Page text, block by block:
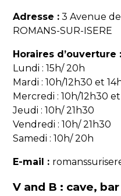
Adresse : 3 Avenue
ROMANS-SUR-ISERE
Horaires d’ouverture :
Lundi : 15h/ 20h
Mardi : 10h/12h30 et
Mercredi : 10h/12h30
Jeudi : 10h/ 21h30
Vendredi : 10h/ 21h30
Samedi : 10h/ 20h
E-mail :
V and B : cave,